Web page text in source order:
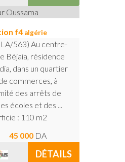
Oussama
f4 algérie
LA/563) Au centre-
Béjaia, résidence
dans un quartier
commerces, à
des arrêts de
écoles et des ...
: 110 m2
45 000 DA
DÉTAILS